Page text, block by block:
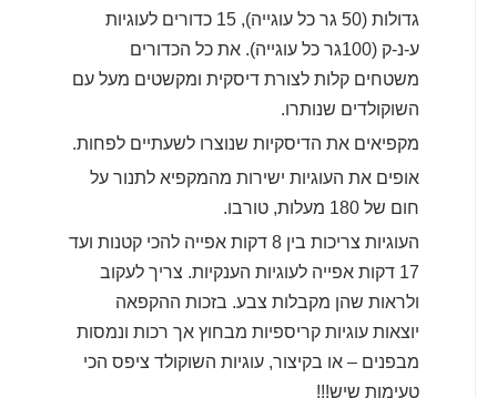
גדולות (50 גר כל עוגייה), 15 כדורים לעוגיות
ע-נ-ק (100גר כל עוגייה). את כל הכדורים
משטחים קלות לצורת דיסקית ומקשטים מעל עם
השוקולדים שנותרו.
מקפיאים את הדיסקיות שנוצרו לשעתיים לפחות.
אופים את העוגיות ישירות מהמקפיא לתנור על
חום של 180 מעלות, טורבו.
העוגיות צריכות בין 8 דקות אפייה להכי קטנות ועד
17 דקות אפייה לעוגיות הענקיות. צריך לעקוב
ולראות שהן מקבלות צבע. בזכות ההקפאה
יוצאות עוגיות קריספיות מבחוץ אך רכות ונמסות
מבפנים – או בקיצור, עוגיות השוקולד ציפס הכי
טעימות שיש!!!